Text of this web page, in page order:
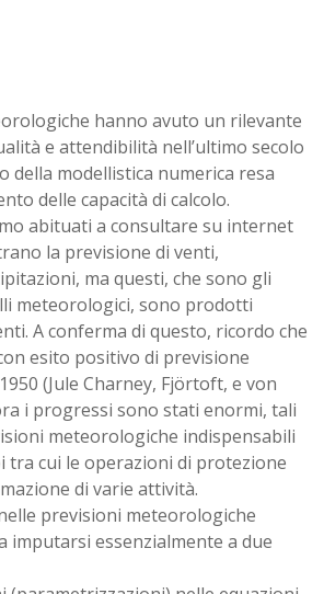
hanno avuto un rilevante
e attendibilità nell’ultimo secolo
della modellistica numerica resa
delle capacità di calcolo.
abituati a consultare su internet
la previsione di venti,
ma questi, che sono gli
meteorologici, sono prodotti
A conferma di questo, ricordo che
esito positivo di previsione
(Jule Charney, Fjörtoft, e von
i progressi sono stati enormi, tali
meteorologiche indispensabili
tra cui le operazioni di protezione
di varie attività.
previsioni meteorologiche
imputarsi essenzialmente a due